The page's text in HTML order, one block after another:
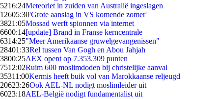
5216:24Meteoriet in zuiden van Australië ingeslagen
12605:30'Grote aanslag in VS komende zomer'
3821:05Mossad werft spionnen via internet
6600:14[update] Brand in Franse kerncentrale
6314:25"Meer Amerikaanse gruwelgevangenissen"
28401:33Rel tussen Van Gogh en Abou Jahjah
3800:25AEX opent op 7.353.309 punten
7512:02Ruim 600 moslimdoden bij christelijke aanval
35311:00Kermis heeft buik vol van Marokkaanse reljeugd
20623:26Ook AEL-NL nodigt moslimleider uit
6023:18AEL-België nodigt fundamentalist uit